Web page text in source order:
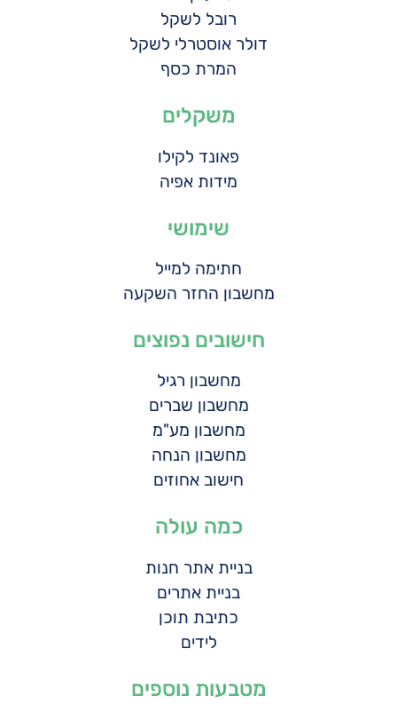
רובל לשקל
דולר אוסטרלי לשקל
המרת כסף
משקלים
פאונד לקילו
מידות אפיה
שימושי
חתימה למייל
מחשבון החזר השקעה
חישובים נפוצים
מחשבון רגיל
מחשבון שברים
מחשבון מע"מ
מחשבון הנחה
חישוב אחוזים
כמה עולה
בניית אתר חנות
בניית אתרים
כתיבת תוכן
לידים
מטבעות נוספים